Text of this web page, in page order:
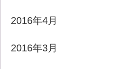
2016年4月
2016年3月